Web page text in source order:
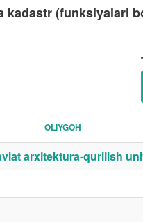
kadastr (funksiyalari
OLIYGOH
arxitektura-qurilish